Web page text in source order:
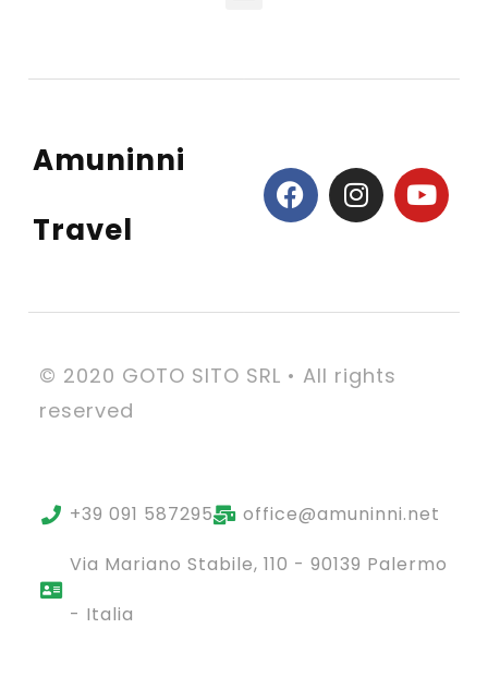
Amuninni
Travel
© 2020 GOTO SITO SRL • All rights
reserved
+39 091 587295
office@amuninni.net
Via Mariano Stabile, 110 - 90139 Palermo
- Italia